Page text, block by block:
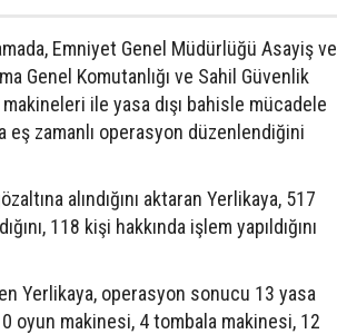
Emniyet Genel Müdürlüğü Asayiş ve
Genel Komutanlığı ve Sahil Güvenlik
ile yasa dışı bahisle mücadele
eş zamanlı operasyon düzenlendiğini
alındığını aktaran Yerlikaya, 517
118 kişi hakkında işlem yapıldığını
Yerlikaya, operasyon sonucu 13 yasa
oyun makinesi, 4 tombala makinesi, 12